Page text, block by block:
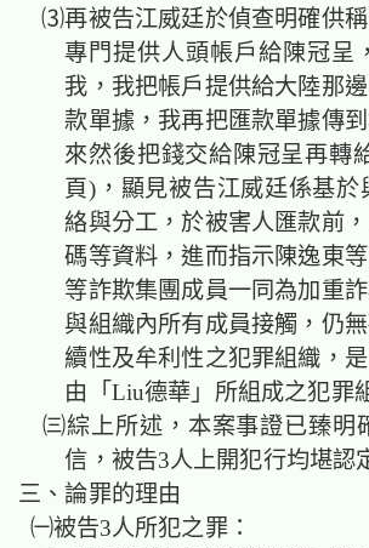
⑶再被告江威廷於偵查明確供
專門提供人頭帳戶給陳冠呈
我，我把帳戶提供給大陸那
款單據，我再把匯款單據傳
來然後把錢交給陳冠呈再轉
頁)，顯見被告江威廷係基
絡與分工，於被害人匯款前
碼等資料，進而指示陳逸東
等詐欺集團成員一同為加重
與組織內所有成員接觸，仍
續性及牟利性之犯罪組織，
由「Liu德華」所組成之犯
㈢綜上所述，本案事證已臻明
信，被告3人上開犯行均
三、論罪的理由
㈠被告3人所犯之罪：